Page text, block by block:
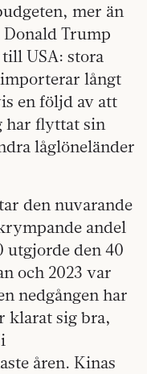
mer än
Donald Trump
USA: stora
långt
en följd av att
har flyttat sin
låglöneländer
den nuvarande
andel
utgjorde den 40
och 2023 var
nedgången har
klarat sig bra,
åren. Kinas